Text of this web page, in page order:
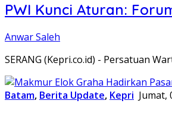
PWI Kunci Aturan:
Anwar Saleh
SERANG (Kepri.co.id) - Persatuan
Batam, Berita Update, Kepri Jumat,